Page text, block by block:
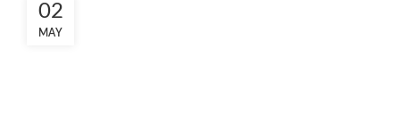
02
MAY